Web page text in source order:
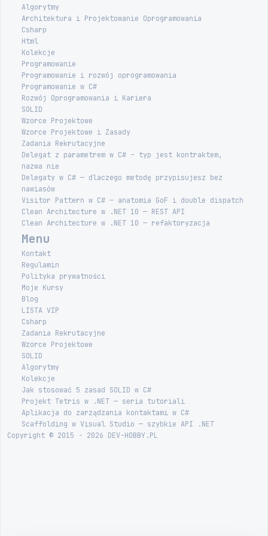
Algorytmy
Architektura i Projektowanie Oprogramowania
Csharp
Html
Kolekcje
Programowanie
Programowanie i rozwój oprogramowania
Programowanie w C#
Rozwój Oprogramowania i Kariera
SOLID
Wzorce Projektowe
Wzorce Projektowe i Zasady
Zadania Rekrutacyjne
Delegat z parametrem w C# – typ jest kontraktem,
nazwa nie
Delegaty w C# — dlaczego metodę przypisujesz bez
nawiasów
Visitor Pattern w C# — anatomia GoF i double dispatch
Clean Architecture w .NET 10 — REST API
Clean Architecture w .NET 10 — refaktoryzacja
Menu
Kontakt
Regulamin
Polityka prywatności
Moje Kursy
Blog
LISTA VIP
Csharp
Zadania Rekrutacyjne
Wzorce Projektowe
SOLID
Algorytmy
Kolekcje
Jak stosować 5 zasad SOLID w C#
Projekt Tetris w .NET — seria tutoriali
Aplikacja do zarządzania kontaktami w C#
Scaffolding w Visual Studio — szybkie API .NET
Copyright © 2015 - 2026 DEV-HOBBY.PL